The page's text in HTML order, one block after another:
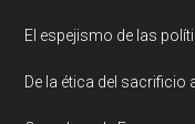
El espejismo de las
De la ética del sacrificio